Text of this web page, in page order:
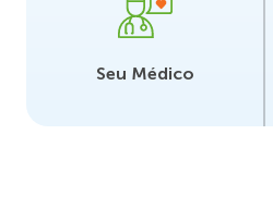
Seu Médico